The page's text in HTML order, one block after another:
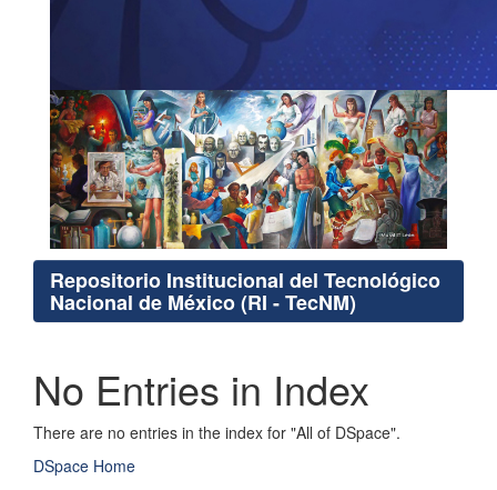
Repositorio Institucional del Tecnológico
Nacional de México (RI - TecNM)
No Entries in Index
There are no entries in the index for "All of DSpace".
DSpace Home